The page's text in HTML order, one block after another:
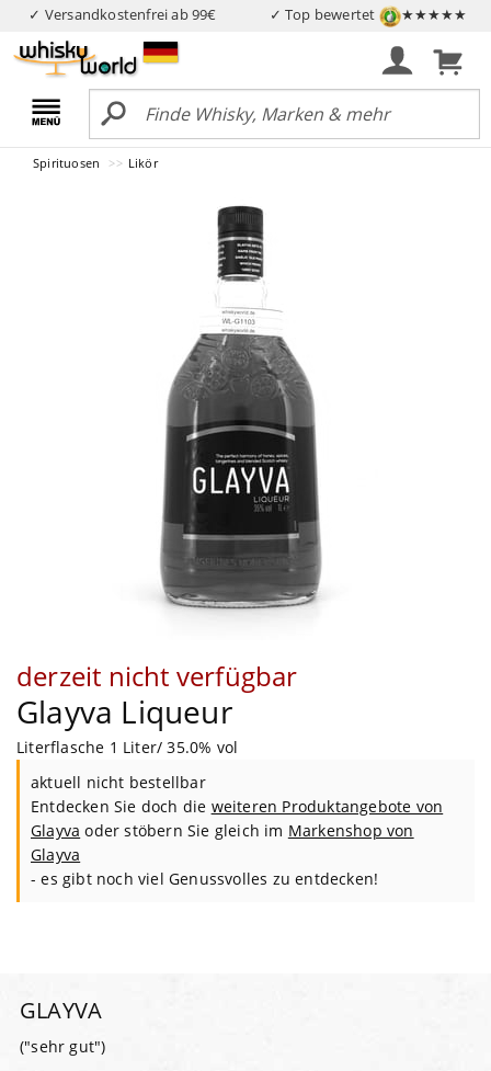
✓ Versandkostenfrei ab 99€ ✓ Top bewertet ★★★★★
Spirituosen Likör
derzeit nicht verfügbar
Glayva Liqueur
Literflasche 1 Liter/ 35.0% vol
aktuell nicht bestellbar
Entdecken Sie doch die weiteren Produktangebote von
Glayva oder stöbern Sie gleich im Markenshop von
Glayva
- es gibt noch viel Genussvolles zu entdecken!
GLAYVA
("sehr gut")